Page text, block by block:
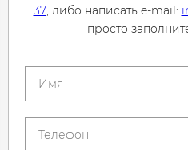
37, либо написать e-mail:
просто